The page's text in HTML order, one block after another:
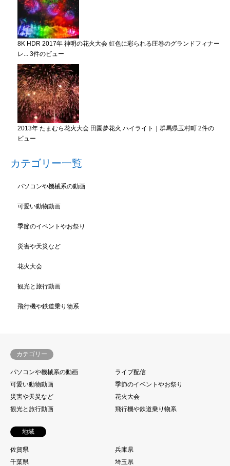
8K HDR 2017年 神明の花火大会 虹色に彩られる圧巻のグランドフィナー
レ...
3件のビュー
2013年 たまむら花火大会 田園夢花火 ハイライト｜群馬県玉村町 2件の
ビュー
カテゴリー一覧
パソコンや機械系の動画
可愛い動物動画
季節のイベントやお祭り
災害や天災など
花火大会
観光と旅行動画
飛行機や鉄道乗り物系
カテゴリー
パソコンや機械系の動画
ライブ配信
可愛い動物動画
季節のイベントやお祭り
災害や天災など
花火大会
観光と旅行動画
飛行機や鉄道乗り物系
地域
佐賀県
兵庫県
千葉県
埼玉県